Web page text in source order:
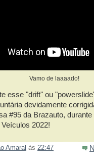
Vamo de laaaado!
esse "drift" ou
devidamente
#95 da Brazauto,
2022!
Amaral às 22:47